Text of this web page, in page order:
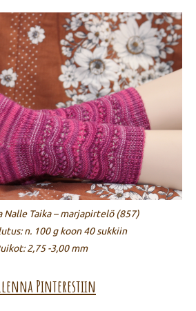
Nalle Taika – marjapirtelö (857)
n. 100 g koon 40 sukkiin
2,75 -3,00 mm
Pinterestiin